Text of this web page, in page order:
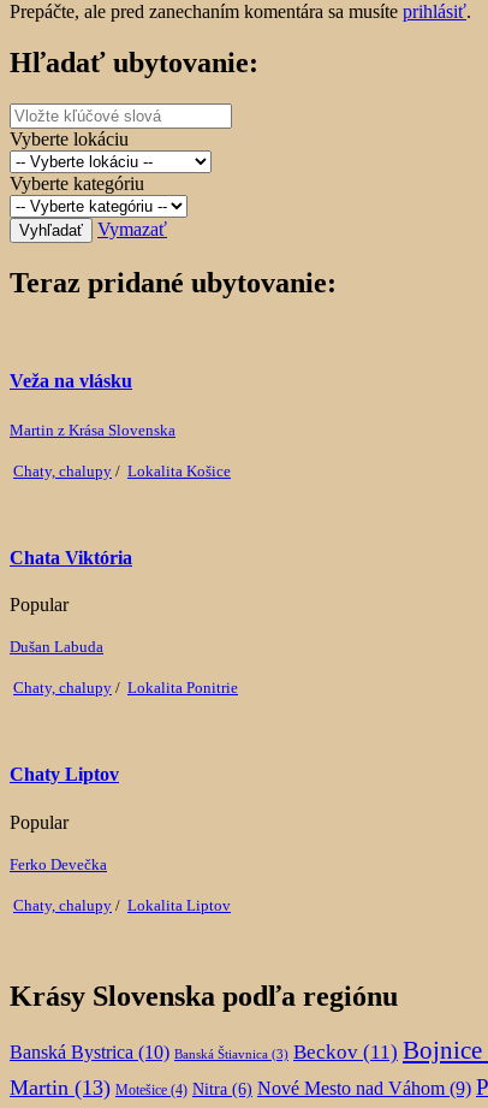
Prepáčte, ale pred zanechaním komentára sa musíte prihlásiť.
Hľadať ubytovanie:
Vyberte lokáciu
Vyberte kategóriu
Vyhľadať Vymazať
Teraz pridané ubytovanie:
Veža na vlásku
Martin z Krása Slovenska
Chaty, chalupy / Lokalita Košice
Chata Viktória
Popular
Dušan Labuda
Chaty, chalupy / Lokalita Ponitrie
Chaty Liptov
Popular
Ferko Devečka
Chaty, chalupy / Lokalita Liptov
Krásy Slovenska podľa regiónu
Banská Bystrica (10) Banská Štiavnica (3) Beckov (11) Bojnice
Martin (13) Motešice (4) Nitra (6) Nové Mesto nad Váhom (9)